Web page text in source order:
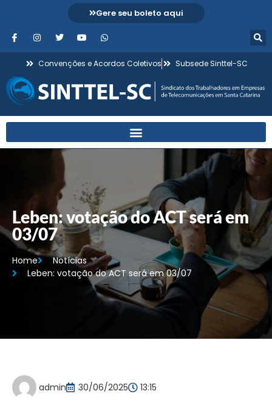
Gere seu boleto aqui
Convenções e Acordos Coletivos Subsede Sinttel-SC
Leben: votação do ACT será em
03/07
Home
Notícias
Leben: votação do ACT será em 03/07
admin 30/06/2025 13:15